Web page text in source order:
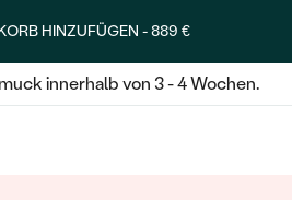
HINZUFÜGEN -889 €
innerhalb von 3 - 4 Wochen.